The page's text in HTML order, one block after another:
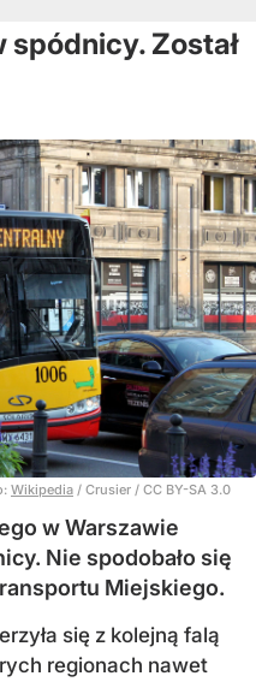
spódnicy. Został
Wikipedia / Crusier / CC BY-SA 3.0
w Warszawie
Nie spodobało się
Miejskiego.
się z kolejną falą
regionach nawet